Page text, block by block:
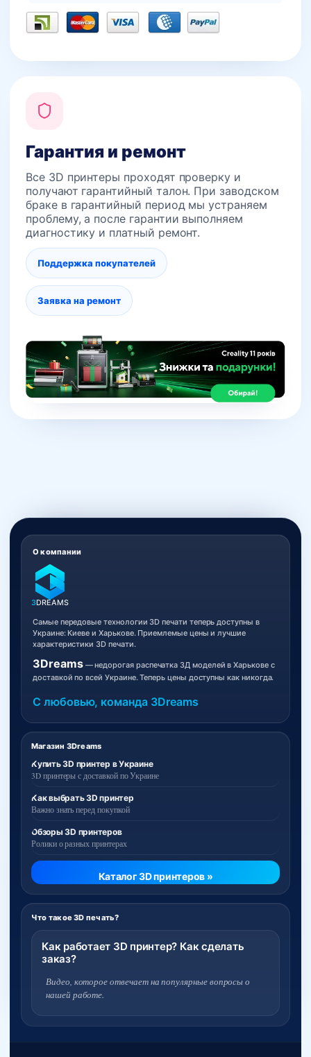
Гарантия и ремонт
Все 3D принтеры проходят проверку и
получают гарантийный талон. При заводском
браке в гарантийный период мы устраняем
проблему, а после гарантии выполняем
диагностику и платный ремонт.
Поддержка покупателей
Заявка на ремонт
Магазин 3Dreams
Купить 3D принтер в Украине
3D принтеры с доставкой по Украине
Как выбрать 3D принтер
Важно знать перед покупкой
Обзоры 3D принтеров
Ролики о разных принтерах
Каталог 3D принтеров »
Что такое 3D печать?
Как работает 3D принтер? Как сделать
заказ?
Видео, которое отвечает на популярные вопросы о
нашей работе.
О компании
3DREAMS
Самые передовые технологии 3D печати теперь доступны в
Украине: Киеве и Харькове. Приемлемые цены и лучшие
характеристики 3D печати.
3Dreams— недорогая распечатка 3Д моделей в Харькове с
доставкой по всей Украине. Теперь цены доступны как никогда.
С любовью, команда 3Dreams